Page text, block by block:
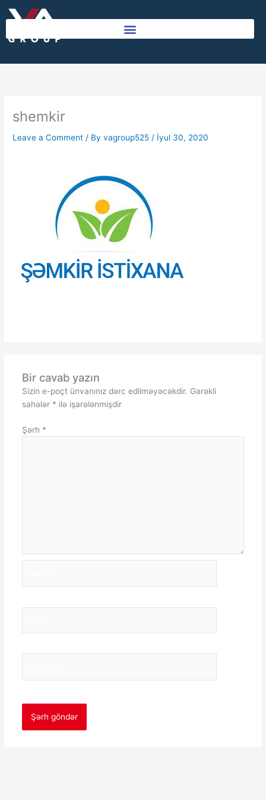
to
shemkir
Leave a Comment / Byvagroup525 / İyul 30, 2020
Bir cavab yazın
Sizin e-poçt ünvanınız dərc edilməyəcəkdir. Gərəkli
sahələr * ilə işarələnmişdir
Şərh *